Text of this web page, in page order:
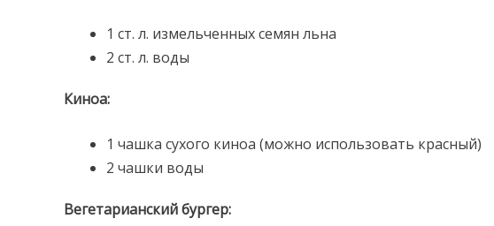
1 ст. л. измельченных семян льна
2 ст. л. воды
Киноа:
1 чашка сухого киноа (можно использовать красный)
2 чашки воды
Вегетарианский бургер: